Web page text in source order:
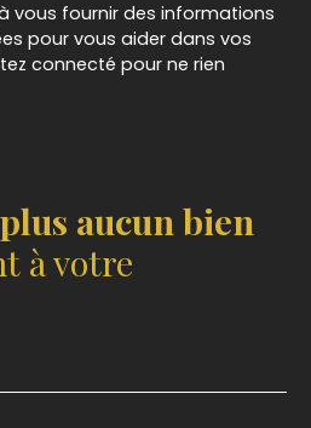
une visite, contactez
vous fournir des informations
pour vous aider dans vos
connecté pour ne rien
aucun bien
à votre